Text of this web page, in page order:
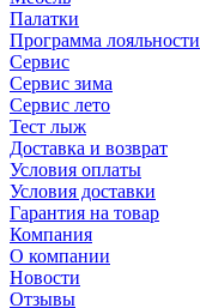
Палатки
Программа лояльности
Сервис
Сервис зима
Сервис лето
Тест лыж
Доставка и возврат
Условия оплаты
Условия доставки
Гарантия на товар
Компания
О компании
Новости
Отзывы